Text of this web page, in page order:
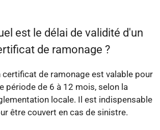
est le délai de validité d'un
de ramonage ?
certificat de ramonage est valable pour
période de 6 à 12 mois, selon la
locale. Il est indispensable
être couvert en cas de sinistre.